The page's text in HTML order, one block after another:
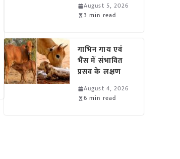
August 5, 2026
3 min read
गाभिन गाय एवं
भैंस में संभावित
प्रसव के लक्षण
August 4, 2026
6 min read